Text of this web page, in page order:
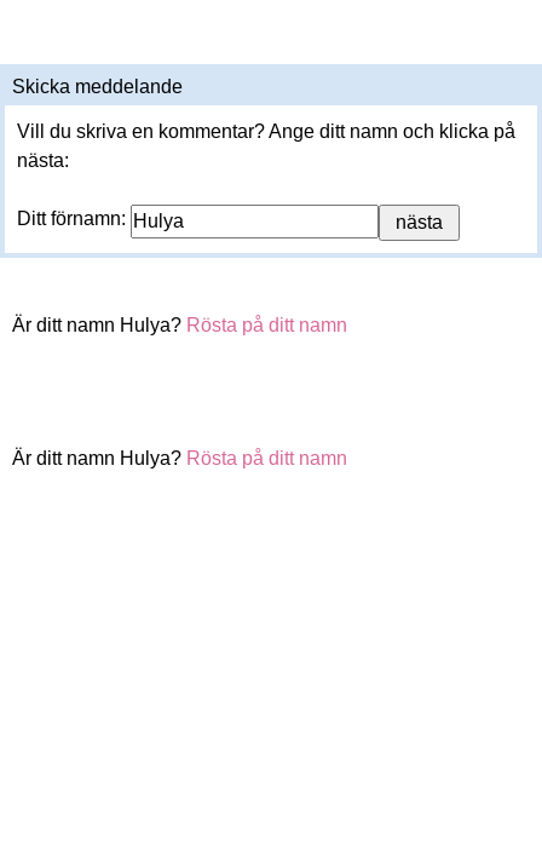
Skicka meddelande
Vill du skriva en kommentar? Ange ditt namn och klicka på
nästa:
Ditt förnamn:
Är ditt namn Hulya? Rösta på ditt namn
Är ditt namn Hulya? Rösta på ditt namn